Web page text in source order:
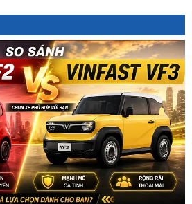
VF2 Với VinFast VF3 Chi Tiết